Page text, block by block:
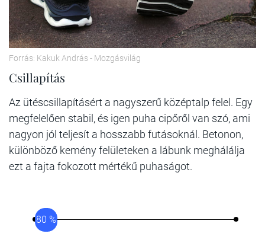
Forrás: Kakuk András - Mozgásvilág
Csillapítás
Az ütéscsillapításért a nagyszerű középtalp felel. Egy
megfelelően stabil, és igen puha cipőről van szó, ami
nagyon jól teljesít a hosszabb futásoknál. Betonon,
különböző kemény felületeken a lábunk meghálálja
ezt a fajta fokozott mértékű puhaságot.
80 %